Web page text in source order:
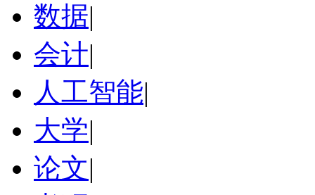
数据|
会计|
人工智能|
大学|
论文|